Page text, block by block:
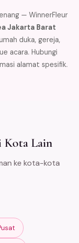
— WinnerFleur
Jakarta Barat
duka, gereja,
acara. Hubungi
alamat spesifik.
Kota Lain
ke kota-kota